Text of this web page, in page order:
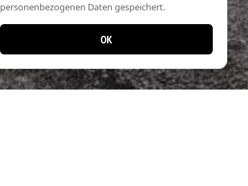
personenbezogenen Daten gespeichert.
OK